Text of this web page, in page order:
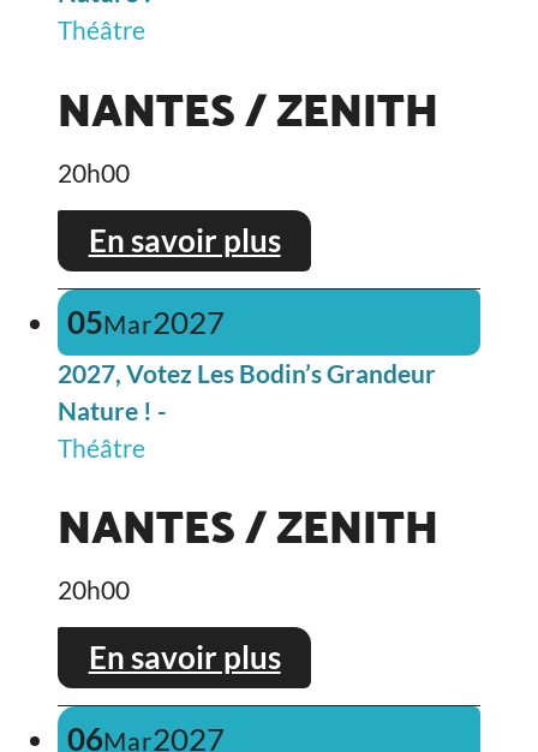
Théâtre
NANTES / ZENITH
20h00
En savoir plus
05Mar2027
2027, Votez Les Bodin’s Grandeur
Nature ! -
Théâtre
NANTES / ZENITH
20h00
En savoir plus
06Mar2027